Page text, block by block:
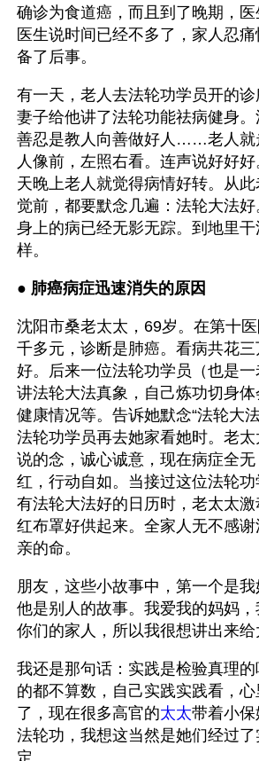
确诊为食道癌，而且到了晚期，医
医生说时间已经不多了，家人忍
备了后事。
有一天，老人去法轮功学员开的
妻子给他讲了法轮功能祛病健身
善忍是教人向善做好人……老人就
人像前，左照右看。连声说好好
天晚上老人就觉得病情好转。从
觉前，都要默念几遍：法轮大法
身上的病已经无影无踪。到地里
样。
● 肺癌病症迅速消失的原因
沈阳市桑老太太，69岁。在第十
千多元，诊断是肺癌。看病共花
好。后来一位法轮功学员（也是
讲法轮大法真象，自己炼功切身
健康情况等。告诉她默念“法轮大
法轮功学员再去她家看她时。老
说的念，诚心诚意，现在病症全
红，行动自如。当接过这位法轮
有法轮大法好的日历时，老太太
红布罩好供起来。全家人无不感
亲的命。
朋友，这些小故事中，第一个是
他是别人的故事。我爱我的妈妈
你们的家人，所以我很想讲出来给
我还是那句话：实践是检验真理
的都不算数，自己实践实践看，
了，现在很多高官的太太带着小
法轮功，我想这当然是她们经过
定。